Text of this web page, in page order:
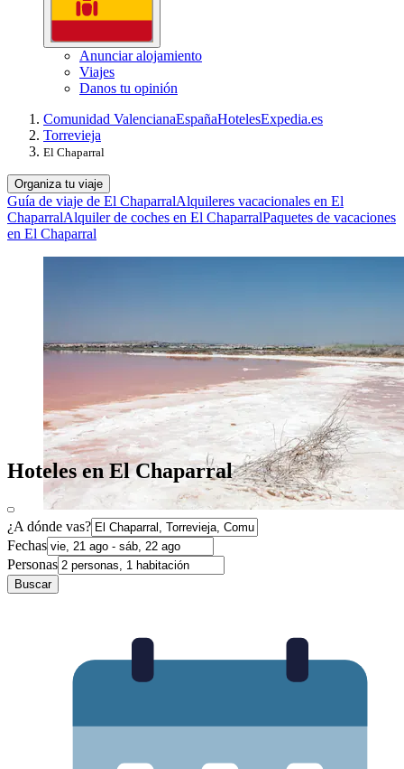
Anunciar alojamiento
Viajes
Danos tu opinión
Comunidad ValencianaEspañaHotelesExpedia.es
Torrevieja
El Chaparral
Organiza tu viaje
Guía de viaje de El ChaparralAlquileres vacacionales en El
ChaparralAlquiler de coches en El ChaparralPaquetes de vacaciones
en El Chaparral
Hoteles en El Chaparral
¿A dónde vas?
Fechas
Personas
Buscar